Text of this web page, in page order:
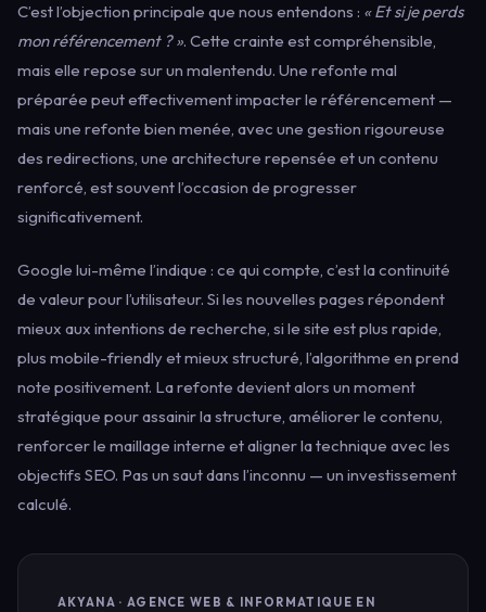
C’est l’objection principale que nous entendons : « Et si je perds
mon référencement ? ». Cette crainte est compréhensible,
mais elle repose sur un malentendu. Une refonte mal
préparée peut effectivement impacter le référencement —
mais une refonte bien menée, avec une gestion rigoureuse
des redirections, une architecture repensée et un contenu
renforcé, est souvent l’occasion de progresser
significativement.
Google lui-même l’indique : ce qui compte, c’est la continuité
de valeur pour l’utilisateur. Si les nouvelles pages répondent
mieux aux intentions de recherche, si le site est plus rapide,
plus mobile-friendly et mieux structuré, l’algorithme en prend
note positivement. La refonte devient alors un moment
stratégique pour assainir la structure, améliorer le contenu,
renforcer le maillage interne et aligner la technique avec les
objectifs SEO. Pas un saut dans l’inconnu — un investissement
calculé.
AKYANA · AGENCE WEB & INFORMATIQUE EN